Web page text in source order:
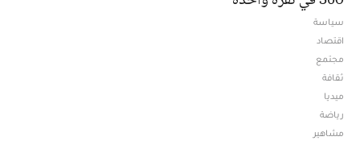
سياسة
اقتصاد
مجتمع
ثقافة
ميديا
رياضة
مشاهير